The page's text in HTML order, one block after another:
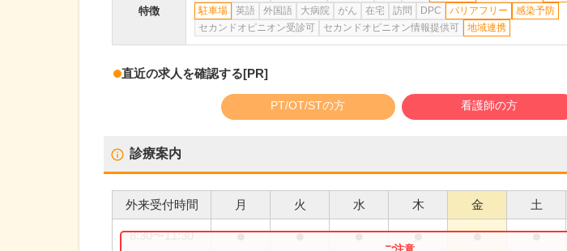
特徴
駐車場
英語 外国語 大病院 がん 在宅 訪問 DPC バリアフリー
感染予防
セカンドオピニオン受診可
セカンドオピニオン情報提供可 地域連携
直近の求人を確認する[PR]
PT/OT/STの方 看護師の方
診療案内
外来受付時間 月 火 水 木 金 土
8:30〜11:30 ● ● ● ● ● ●